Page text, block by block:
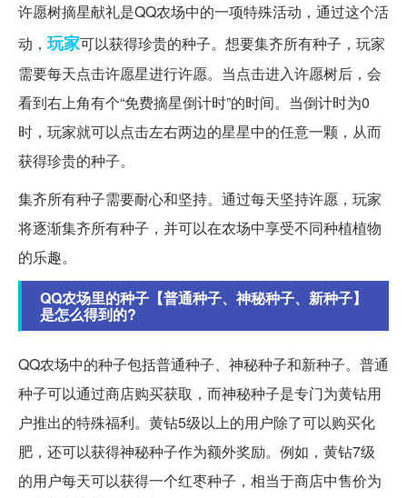
许愿树摘星献礼是QQ农场中的一项特殊活动，通过这个活
动， 玩家可以获得珍贵的种子。想要集齐所有种子，玩家
需要每天点击许愿星进行许愿。当点击进入许愿树后，会
看到右上角有个“免费摘星倒计时”的时间。当倒计时为0
时，玩家就可以点击左右两边的星星中的任意一颗，从而
获得珍贵的种子。
集齐所有种子需要耐心和坚持。通过每天坚持许愿，玩家
将逐渐集齐所有种子，并可以在农场中享受不同种植植物
的乐趣。
QQ农场里的种子【普通种子、神秘种子、新种子】
是怎么得到的?
QQ农场中的种子包括普通种子、神秘种子和新种子。普通
种子可以通过商店购买获取，而神秘种子是专门为黄钻用
户推出的特殊福利。黄钻5级以上的用户除了可以购买化
肥，还可以获得神秘种子作为额外奖励。例如，黄钻7级
的用户每天可以获得一个红枣种子，相当于商店中售价为